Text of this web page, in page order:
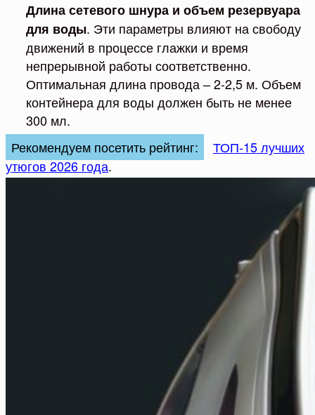
Длина сетевого шнура и объем резервуара
для воды. Эти параметры влияют на свободу
движений в процессе глажки и время
непрерывной работы соответственно.
Оптимальная длина провода – 2-2,5 м. Объем
контейнера для воды должен быть не менее
300 мл.
Рекомендуем посетить рейтинг:
ТОП-15 лучших
утюгов 2026 года.